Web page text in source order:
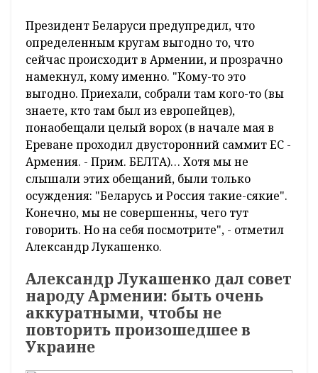
Президент Беларуси предупредил, что
определенным кругам выгодно то, что
сейчас происходит в Армении, и прозрачно
намекнул, кому именно. "Кому-то это
выгодно. Приехали, собрали там кого-то (вы
знаете, кто там был из европейцев),
понаобещали целый ворох (в начале мая в
Ереване проходил двусторонний саммит ЕС -
Армения. - Прим. БЕЛТА)… Хотя мы не
слышали этих обещаний, были только
осуждения: "Беларусь и Россия такие-сякие".
Конечно, мы не совершенны, чего тут
говорить. Но на себя посмотрите", - отметил
Александр Лукашенко.
Александр Лукашенко дал совет
народу Армении: быть очень
аккуратными, чтобы не
повторить произошедшее в
Украине